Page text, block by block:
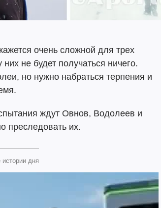
очень сложной для трех
не будет получаться ничего.
но нужно набраться терпения и
ждут Овнов, Водолеев и
преследовать их.
истории дня